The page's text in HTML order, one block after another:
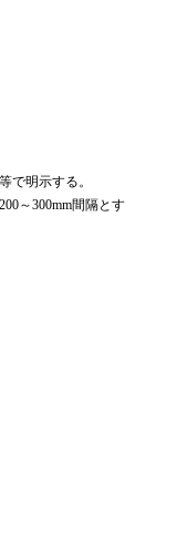
で明示する。
～300mm間隔とす